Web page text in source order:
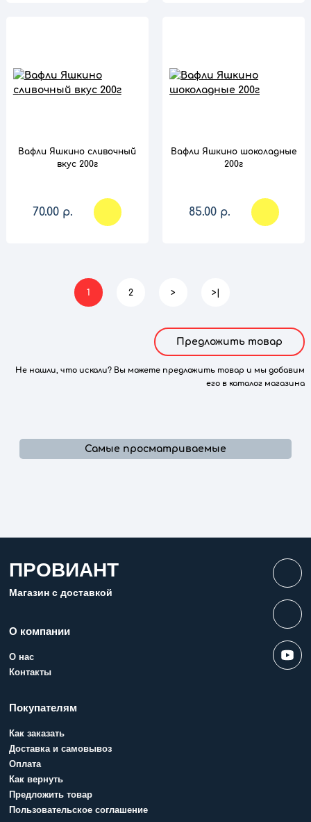
Вафли Яшкино сливочный
вкус 200г
70.00 р.
сравнение
Вафли Яшкино шоколадные
200г
85.00 р.
сравнение
1 2 > >|
Предложить товар
Не нашли, что искали? Вы можете предложить товар и мы добавим
его в каталог магазина
Самые просматриваемые
ПРОВИАНТ
Магазин с доставкой
О компании
О нас
Контакты
Покупателям
Как заказать
Доставка и самовывоз
Оплата
Как вернуть
Предложить товар
Пользовательское соглашение